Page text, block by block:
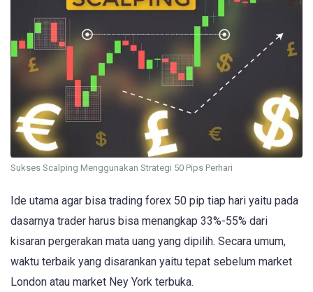
Sukses Scalping Menggunakan Strategi 50 Pips Perhari
Ide utama agar bisa trading forex 50 pip tiap hari yaitu pada
dasarnya trader harus bisa menangkap 33%-55% dari
kisaran pergerakan mata uang yang dipilih. Secara umum,
waktu terbaik yang disarankan yaitu tepat sebelum market
London atau market Ney York terbuka.